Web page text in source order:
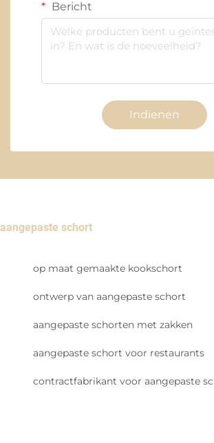
Bericht
Indienen
aangepaste schort
op maat gemaakte kookschort
ontwerp van aangepaste schort
aangepaste schorten met zakken
aangepaste schort voor restaurants
contractfabrikant voor aangepaste